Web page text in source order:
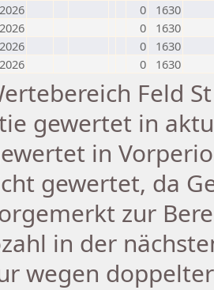
0
1630
0
1630
0
1630
0 1630
Feld
gewertet in
in
gewertet, da
zur
in der
wegen